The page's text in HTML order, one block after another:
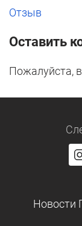
Отзыв
Оставить
Пожалуйста,
Новости